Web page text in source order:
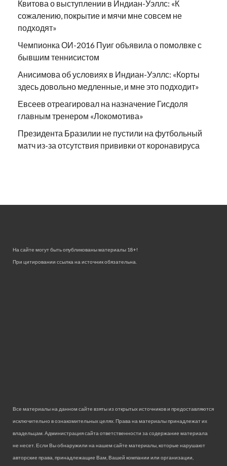
Квитова о выступлении в Индиан-Уэллс: «К
сожалению, покрытие и мячи мне совсем не
подходят»
Чемпионка ОИ-2016 Пуиг объявила о помолвке с
бывшим теннисистом
Анисимова об условиях в Индиан-Уэллс: «Корты
здесь довольно медленные, и мне это подходит»
Евсеев отреагировал на назначение Гисдоля
главным тренером «Локомотива»
Президента Бразилии не пустили на футбольный
матч из-за отсутствия прививки от коронавируса
На сайте могут быть опубликованы материалы 18+!
При цитировании ссылка на источник обязательна.
Все материалы на данном сайте взяты из открытых источников и предоставляются
исключительно в ознакомительных целях. Права на материалы принадлежат их
владельцам. Администрация сайта ответственности за содержание материала
не несет. Если Вы обнаружили на нашем сайте материалы, которые нарушают
авторские права, принадлежащие Вам, Вашей компании или организации,